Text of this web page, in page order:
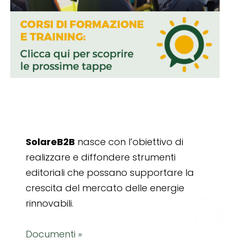
SolareB2B nasce con l’obiettivo di
realizzare e diffondere strumenti
editoriali che possano supportare la
crescita del mercato delle energie
rinnovabili.
Documenti »